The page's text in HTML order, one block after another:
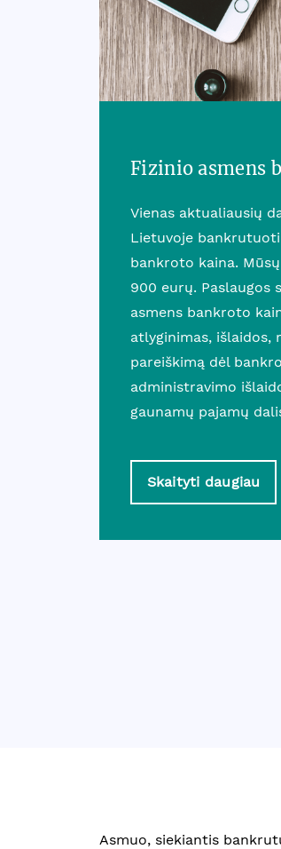
Fizinio asmens
Vienas aktualiausių
Lietuvoje
bankroto kaina.
900 eurų. Paslaugos
asmens bankroto
atlyginimas, išlaidos,
pareiškimą dėl
administravimo
gaunamų pajamų
Skaityti daugiau
Asmuo, siekiantis